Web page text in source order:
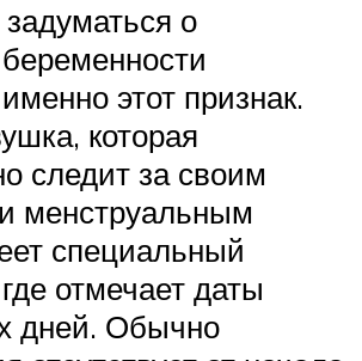
о
этот признак.
которая
следит за своим
менструальным
специальный
отмечает даты
дней. Обычно